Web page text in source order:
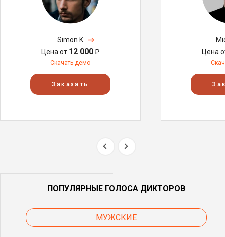
Simon K
Цена от 12 000₽
Скачать демо
Заказать
Цена
ПОПУЛЯРНЫЕ ГОЛОСА ДИКТОРОВ
МУЖСКИЕ